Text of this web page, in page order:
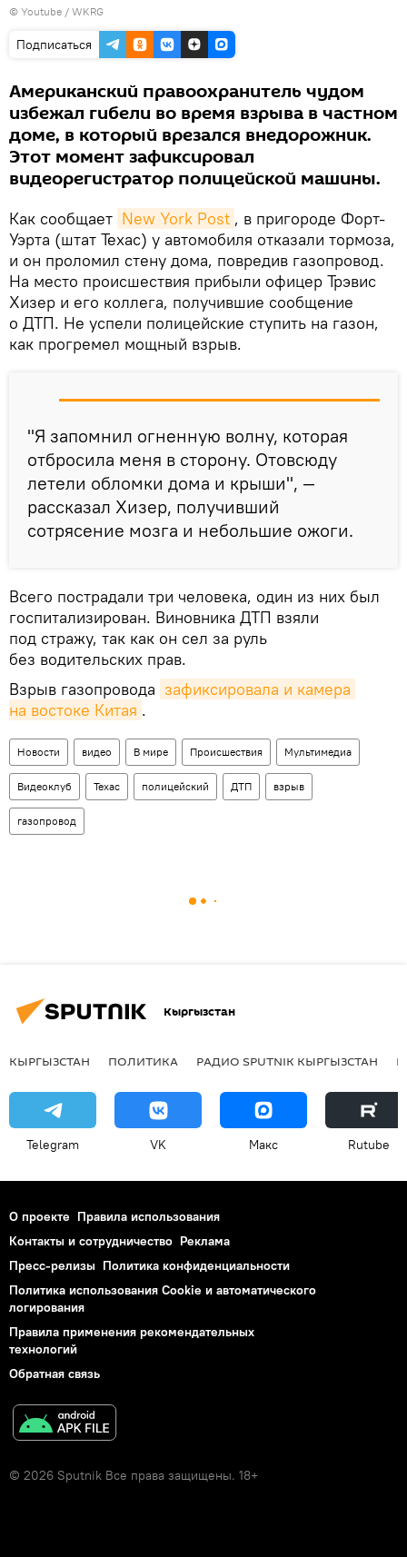
© Youtube / WKRG
Подписаться
Американский правоохранитель чудом
избежал гибели во время взрыва в частном
доме, в который врезался внедорожник.
Этот момент зафиксировал
видеорегистратор полицейской машины.
Как сообщает New York Post , в пригороде Форт-
Уэрта (штат Техас) у автомобиля отказали тормоза,
и он проломил стену дома, повредив газопровод.
На место происшествия прибыли офицер Трэвис
Хизер и его коллега, получившие сообщение
о ДТП. Не успели полицейские ступить на газон,
как прогремел мощный взрыв.
"Я запомнил огненную волну, которая
отбросила меня в сторону. Отовсюду
летели обломки дома и крыши", —
рассказал Хизер, получивший
сотрясение мозга и небольшие ожоги.
Всего пострадали три человека, один из них был
госпитализирован. Виновника ДТП взяли
под стражу, так как он сел за руль
без водительских прав.
Взрыв газопровода зафиксировала и камера
на востоке Китая .
Новости видео В мире Происшествия Мультимедиа
Видеоклуб Техас полицейский ДТП взрыв
газопровод
Кыргызстан
КЫРГЫЗСТАН ПОЛИТИКА РАДИО SPUTNIK КЫРГЫЗСТАН
Telegram VK Макс Rutube
О проекте Правила использования
Контакты и сотрудничество Реклама
Пресс-релизы Политика конфиденциальности
Политика использования Cookie и автоматического
логирования
Правила применения рекомендательных
технологий
Обратная связь
© 2026 Sputnik Все права защищены. 18+